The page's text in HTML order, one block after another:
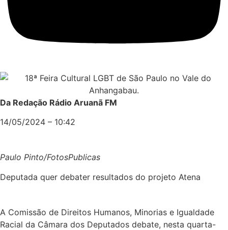
Da Redação Rádio Aruanã FM
14/05/2024 – 10:42
Paulo Pinto/FotosPublicas
Deputada quer debater resultados do projeto Atena
A Comissão de Direitos Humanos, Minorias e Igualdade
Racial da Câmara dos Deputados debate, nesta quarta-